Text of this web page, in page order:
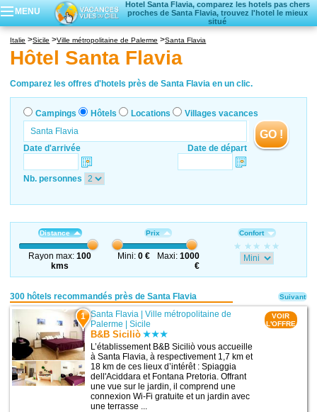
MENU
Hotel Santa Flavia, comparez les hotels pas chers
proches de Santa Flavia, trouvez l'hotel le mieux
situé
Hôtels
Locations vacances
Villages vacances
Italie Sicile Ville métropolitaine de Palerme Santa Flavia
Hôtel Santa Flavia
Comparez les offres d'hotels près de Santa Flavia en un clic.
Campings Hôtels Locations Villages vacances
Date d'arrivée Date de départ
GO !
Nb. personnes
Distance
Rayon max:100
kms
Prix
Mini: 0 € Maxi:1000
€
Confort
300 hôtels recommandés près de Santa Flavia
1 Santa Flavia |Ville métropolitaine de
Palerme |Sicile
B&B Siciliò
L’établissement B&B Siciliò vous accueille
à Santa Flavia, à respectivement 1,7 km et
18 km de ces lieux d’intérêt : Spiaggia
dell'Aciddara et Fontana Pretoria. Offrant
une vue sur le jardin, il comprend une
connexion Wi-Fi gratuite et un jardin avec
une terrasse ...
VOIR
L'OFFRE
Suivant